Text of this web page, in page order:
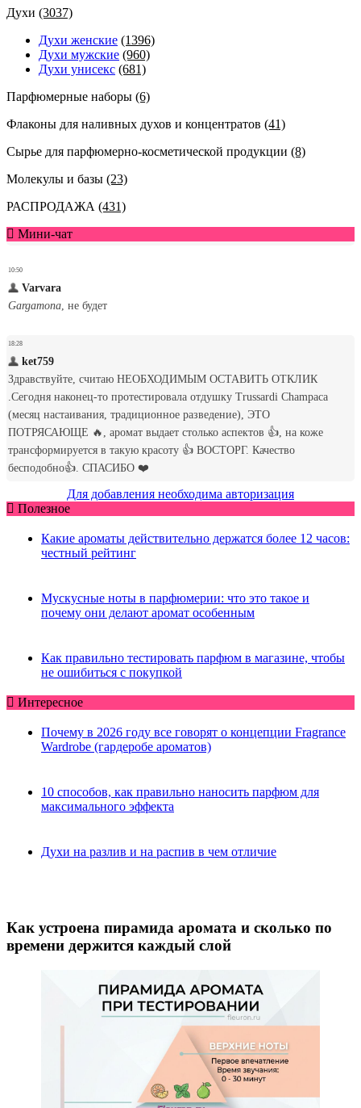
Духи (3037)
Духи женские (1396)
Духи мужские (960)
Духи унисекс (681)
Парфюмерные наборы (6)
Флаконы для наливных духов и концентратов (41)
Сырье для парфюмерно-косметической продукции (8)
Молекулы и базы (23)
РАСПРОДАЖА (431)
Мини-чат
Для добавления необходима авторизация
Полезное
Какие ароматы действительно держатся более 12 часов:
честный рейтинг
Мускусные ноты в парфюмерии: что это такое и
почему они делают аромат особенным
Как правильно тестировать парфюм в магазине, чтобы
не ошибиться с покупкой
Интересное
Почему в 2026 году все говорят о концепции Fragrance
Wardrobe (гардеробе ароматов)
10 способов, как правильно наносить парфюм для
максимального эффекта
Духи на разлив и на распив в чем отличие
Как устроена пирамида аромата и сколько по
времени держится каждый слой